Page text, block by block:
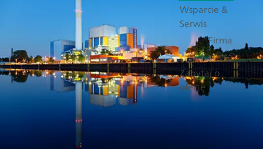
Wsparcie &
Serwis
Firma
Kariera
Zapytaj o
ofertę